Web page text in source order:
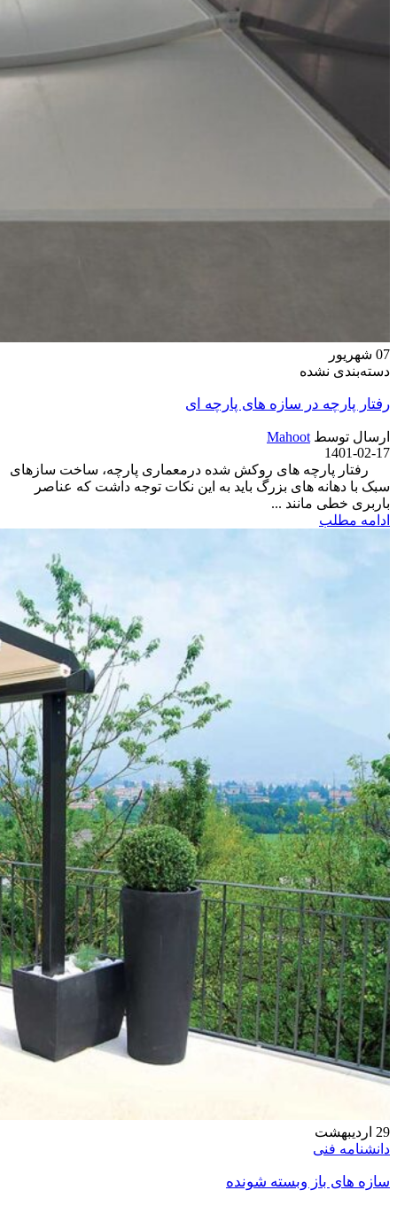
07 شهریور
دسته‌بندی نشده
رفتار پارچه در سازه های پارچه ای
ارسال توسط Mahoot
1401-02-17
رفتار پارچه های روکش شده درمعماری پارچه، ساخت سازهای
سبک با دهانه های بزرگ باید به این نکات توجه داشت که عناصر
باربری خطی مانند ...
ادامه مطلب
29 اردیبهشت
دانشنامه فنی
سازه های باز وبسته شونده